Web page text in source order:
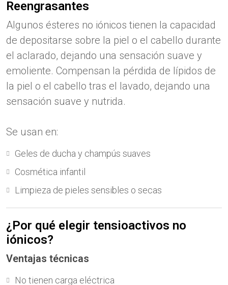
Reengrasantes
Algunos ésteres no iónicos tienen la capacidad
de depositarse sobre la piel o el cabello durante
el aclarado, dejando una sensación suave y
emoliente. Compensan la pérdida de lípidos de
la piel o el cabello tras el lavado, dejando una
sensación suave y nutrida.
Se usan en:
Geles de ducha y champús suaves
Cosmética infantil
Limpieza de pieles sensibles o secas
¿Por qué elegir tensioactivos no
iónicos?
Ventajas técnicas
No tienen carga eléctrica